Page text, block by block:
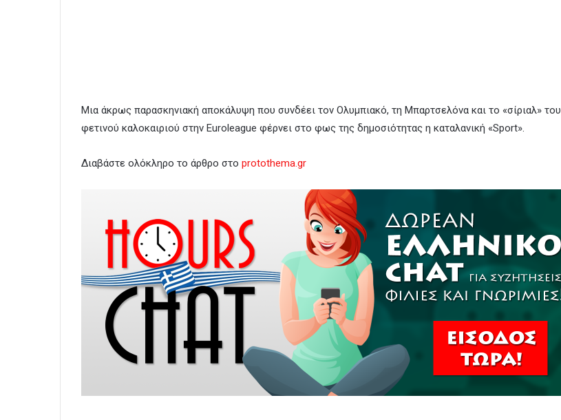
Μια άκρως παρασκηνιακή αποκάλυψη που συνδέει τον Ολυμπιακό, τη Μπαρτσελόνα και το «σίριαλ» του
φετινού καλοκαιριού στην Euroleague φέρνει στο φως της δημοσιότητας η καταλανική «Sport».
Διαβάστε ολόκληρο το άρθρο στο protothema.gr